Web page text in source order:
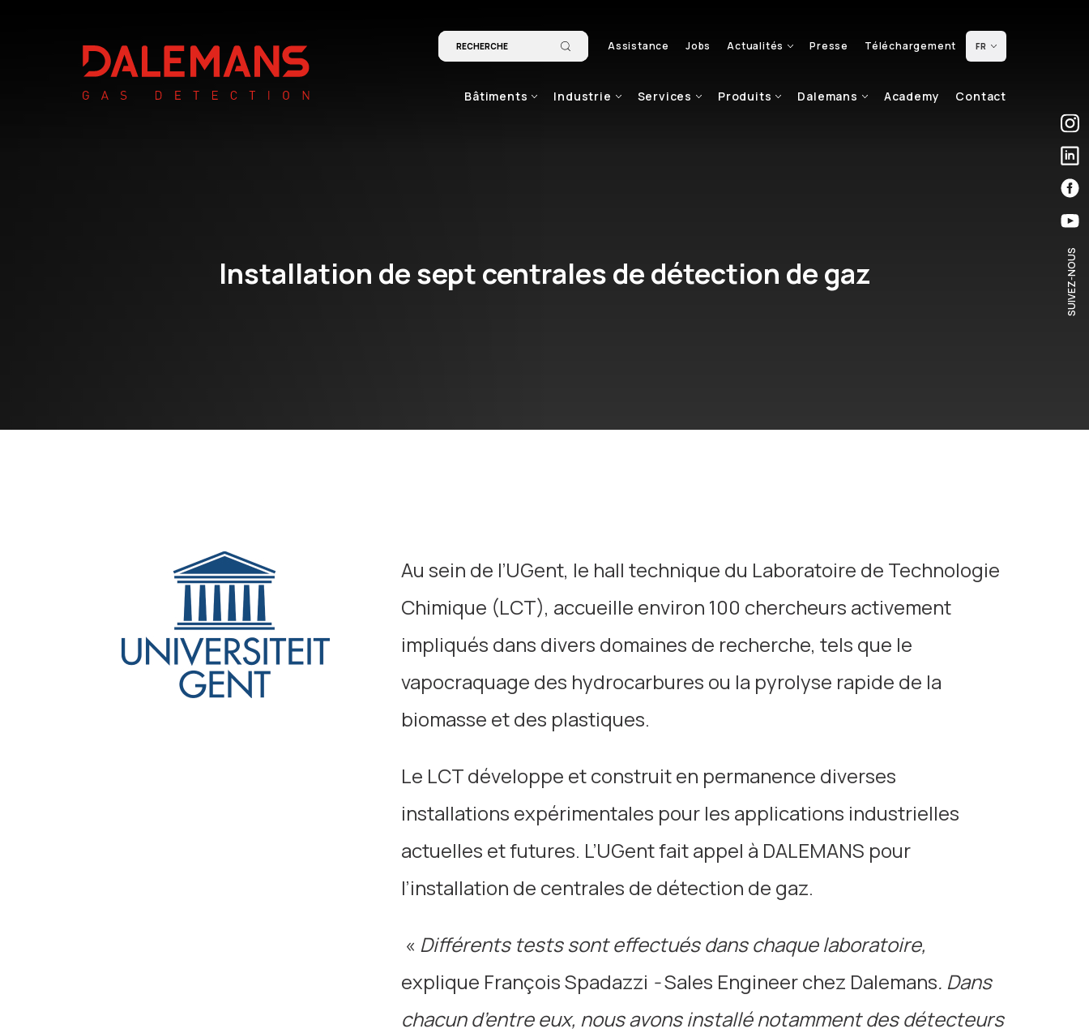
Assistance Jobs Actualités Presse Téléchargement FR
Bâtiments Industrie Services Produits Dalemans Academy Contact
Installation de sept centrales de détection de gaz SUIVEZ-NOUS
Au sein de l’UGent, le hall technique du Laboratoire de Technologie
Chimique (LCT), accueille environ 100 chercheurs activement
impliqués dans divers domaines de recherche, tels que le
vapocraquage des hydrocarbures ou la pyrolyse rapide de la
biomasse et des plastiques.
Le LCT développe et construit en permanence diverses
installations expérimentales pour les applications industrielles
actuelles et futures. L’UGent fait appel à DALEMANS pour
l’installation de centrales de détection de gaz.
« Différents tests sont effectués dans chaque laboratoire,
explique François Spadazzi -Sales Engineer chez Dalemans. Dans
chacun d’entre eux, nous avons installé notamment des détecteurs